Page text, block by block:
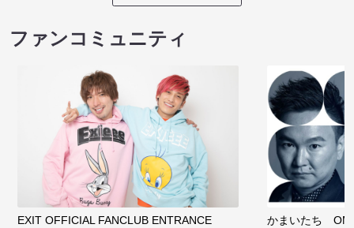
ファンコミュニティ
EXIT OFFICIAL FANCLUB ENTRANCE かまいたち